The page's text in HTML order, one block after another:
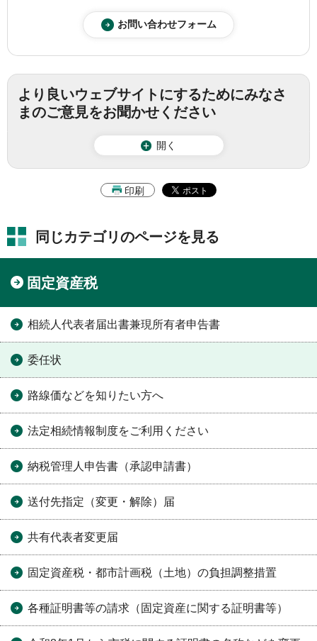
より良いウェブサイトにするためにみなさ
まのご意見をお聞かせください
開く
印刷
同じカテゴリのページを見る
固定資産税
相続人代表者届出書兼現所有者申告書
委任状
路線価などを知りたい方へ
法定相続情報制度をご利用ください
納税管理人申告書（承認申請書）
送付先指定（変更・解除）届
共有代表者変更届
固定資産税・都市計画税（土地）の負担調整措置
各種証明書等の請求（固定資産に関する証明書等）